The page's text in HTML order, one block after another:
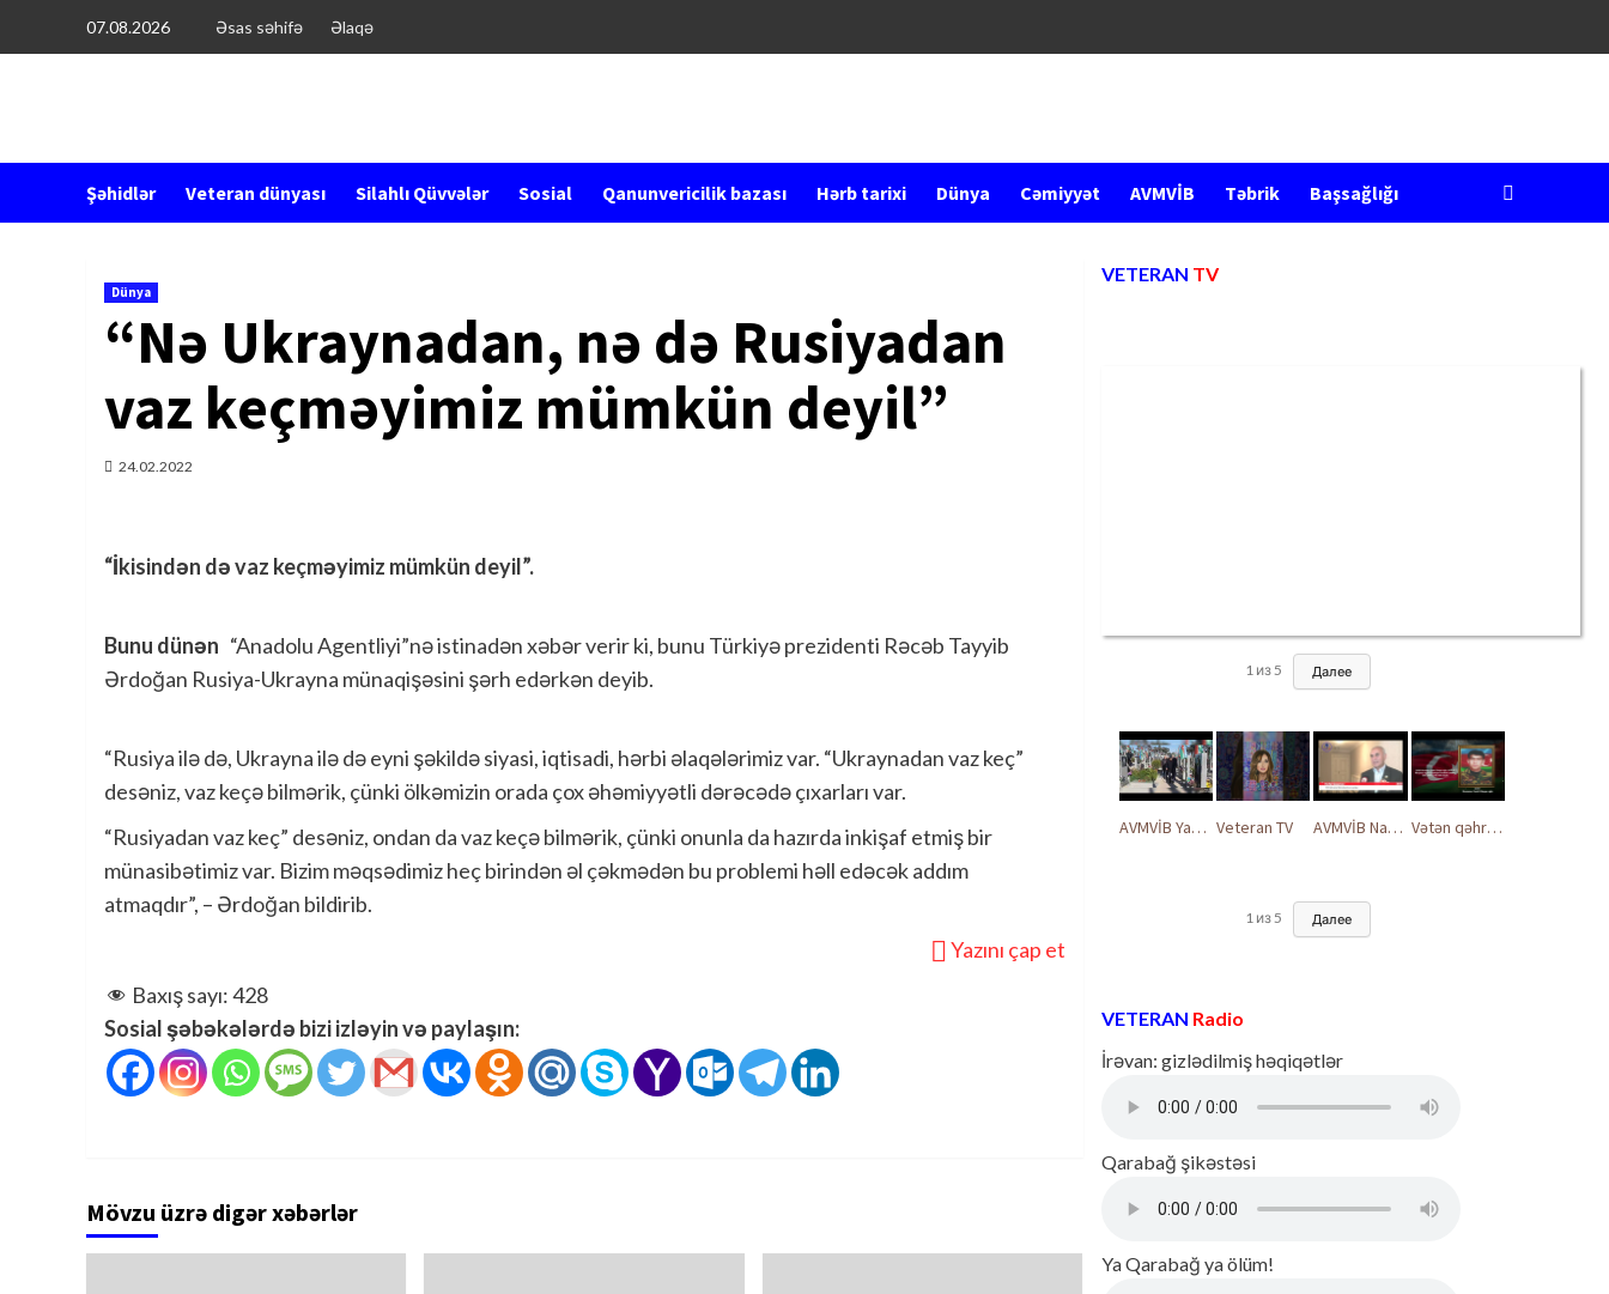
07.08.2026 Əsas səhifə Əlaqə
Şəhidlər Veteran dünyası Silahlı Qüvvələr Sosial Qanunvericilik bazası Hərb tarixi Dünya Cəmiyyət AVMVİB Təbrik Başsağlığı
Dünya
“Nə Ukraynadan, nə də Rusiyadan
vaz keçməyimiz mümkün deyil”
24.02.2022
“İkisindən də vaz keçməyimiz mümkün deyil”.
Bunu dünən “Anadolu Agentliyi”nə istinadən xəbər verir ki, bunu Türkiyə prezidenti Rəcəb Tayyib
Ərdoğan Rusiya-Ukrayna münaqişəsini şərh edərkən deyib.
“Rusiya ilə də, Ukrayna ilə də eyni şəkildə siyasi, iqtisadi, hərbi əlaqələrimiz var. “Ukraynadan vaz keç”
desəniz, vaz keçə bilmərik, çünki ölkəmizin orada çox əhəmiyyətli dərəcədə çıxarları var.
“Rusiyadan vaz keç” desəniz, ondan da vaz keçə bilmərik, çünki onunla da hazırda inkişaf etmiş bir
münasibətimiz var. Bizim məqsədimiz heç birindən əl çəkmədən bu problemi həll edəcək addım
atmaqdır”, – Ərdoğan bildirib.
Yazını çap et
Baxış sayı:428
Sosial şəbəkələrdə bizi izləyin və paylaşın:
Mövzu üzrə digər xəbərlər
VETERAN TV
1 из5 Далее
AVMVİB Yasamal rayon şöbəsinin kollektivi Şəhidlər Xiyabanında Veteran TV AVMVİB Naxçıvan MR təşkilatı şəhidlərimizin xatirəsinə həsr olunmuş tədbir keçirdi Vətən qəhrəmanları ilə ucalır
1 из 5 Далее
VETERAN Radio
İrəvan: gizlədilmiş həqiqətlər
Qarabağ şikəstəsi
Ya Qarabağ ya ölüm!